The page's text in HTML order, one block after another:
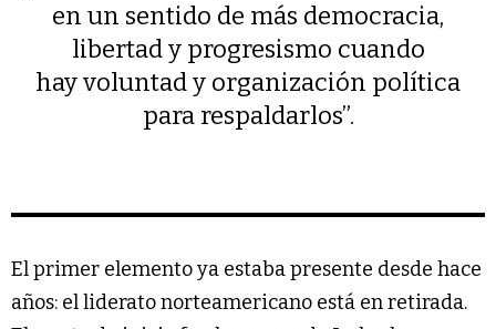
en un sentido de más democracia,
libertad y progresismo cuando
hay voluntad y organización política
para respaldarlos”.
El primer elemento ya estaba presente desde hace
años: el liderato norteamericano está en retirada.